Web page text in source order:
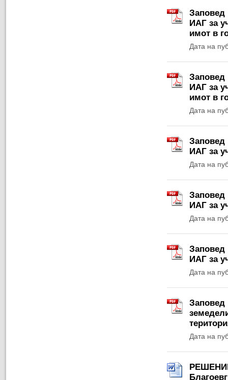
Заповед
ИАГ за
имот в
Дата на
Заповед
ИАГ за
имот в
Дата на
Заповед
ИАГ за
Дата на
Заповед
ИАГ за
Дата на
Заповед
ИАГ за
Дата на
Заповед
Дата на